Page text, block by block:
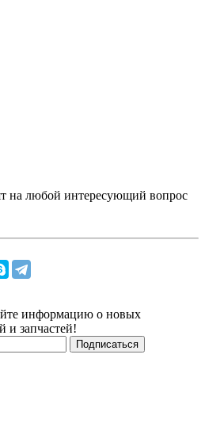
на любой интересующий вопрос
информацию о новых
и запчастей!